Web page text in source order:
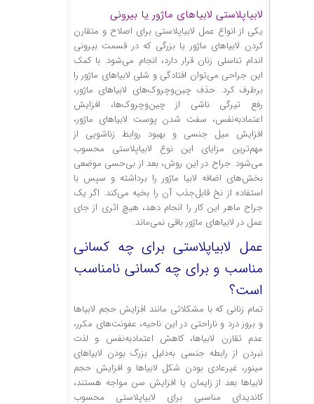
لابیاپلاستی لابیاهای ماژور یا بیرونی
یکی از انواع عمل لابیاپلاستی برای اصلاح و متقارن
کردن لابیاهای ماژور یا بزرگی که در قسمت بیرونی
اندام تناسلی زنان قرار دارد، انجام می‌شود. با کمک
این جراحی می‌توان افتادگی و شلی لابیاهای ماژور را
برطرف کرد. حذف چین‌وچروک‌های لابیاهای ماژور،
رفع تیرگی ناشی از چین‌وچروک‌ها، افزایش
اعتمادبه‌نفس، سفت ‌شدن پوست لابیاهای ماژور،
افزایش میل جنسی و بهبود روابط زناشویی از
مهم‌ترین مزایای این نوع لابیاپلاستی محسوب
می‌شود. جراح در این روش، بعد از بی‌حسی موضعی
بخش‌های اضافه لابیا ماژور را برداشته و سپس با
استفاده از نخ قابل‌جذب آن را بخیه می‌کند. اگر یک
جراح ماهر این کار را انجام دهد، هیچ اثری از جای
عمل در لابیاهای ماژور باقی نمی‌ماند.
عمل لابیاپلاستی برای چه کسانی
مناسب و برای چه کسانی نامناسب
است؟
تمام زنانی که با مشکلاتی مانند افزایش حجم لابیاها
و بروز درد و ناراحتی در این ناحیه، عفونت‌های مکرر،
عدم تقارن لابیاها، کاهش اعتمادبه‌نفس و لذت
نبردن از رابطه جنسی به‌دلیل بزرگ بودن لابیاهای
مینور، غیرعادی بودن شکل لابیاها و افزایش حجم
لابیاها بعد از زایمان یا افزایش سن مواجه هستند،
کاندیدای مناسبی برای لابیاپلاستی محسوب